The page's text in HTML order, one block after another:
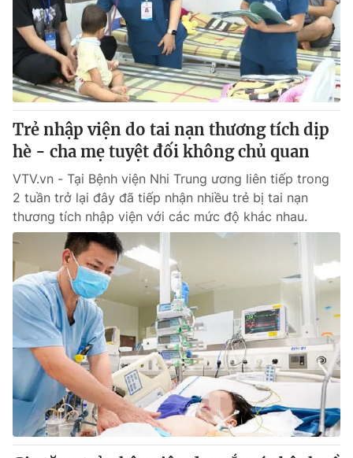
VTV Money VTV Thể thao
VTV Sức khoẻ Bất động sản
Thị trường 24h Tấm lòng Việt
VTV4 Vươn mình bằng AI
VTV9 VTV8
Liên hệ tòa soạn
THỜI BÁO VTV
Theo dõi báo trên
Cơ quan chủ quản:Đài Truyền hình Việt Nam
Cơ quan báo chí:Thời báo VTV
Trẻ nhập viện do tai nạn thương tích dịp
hè - cha mẹ tuyệt đối không chủ quan
VTV.vn - Tại Bệnh viện Nhi Trung ương liên tiếp trong
2 tuần trở lại đây đã tiếp nhận nhiều trẻ bị tai nạn
thương tích nhập viện với các mức độ khác nhau.